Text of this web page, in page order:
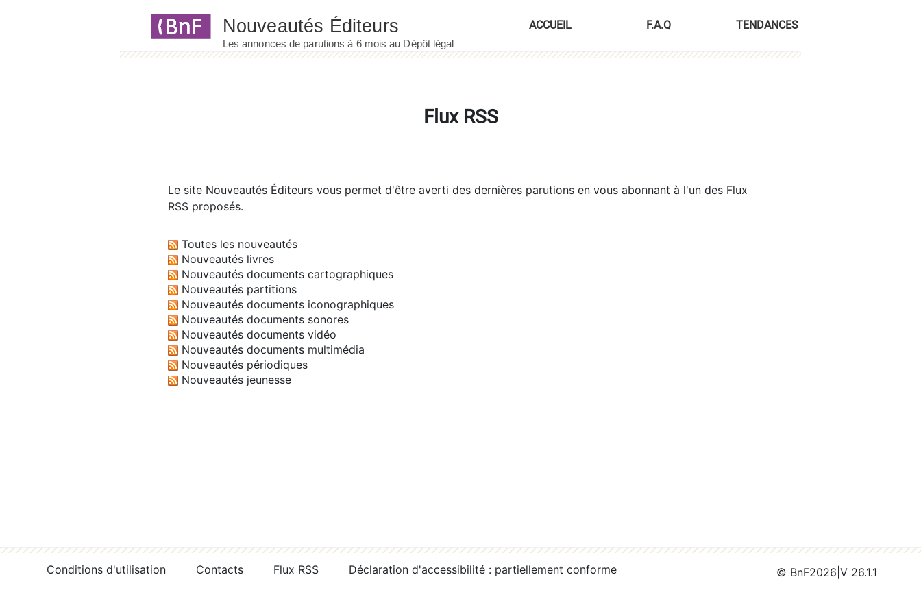
ACCUEIL F.A.Q TENDANCES
Flux RSS
Le site Nouveautés Éditeurs vous permet d'être averti des dernières parutions en vous abonnant à l'un des Flux
RSS proposés.
Toutes les nouveautés
Nouveautés livres
Nouveautés documents cartographiques
Nouveautés partitions
Nouveautés documents iconographiques
Nouveautés documents sonores
Nouveautés documents vidéo
Nouveautés documents multimédia
Nouveautés périodiques
Nouveautés jeunesse
Conditions d'utilisation Contacts Flux RSS Déclaration d'accessibilité : partiellement conforme © BnF2026 V 26.1.1